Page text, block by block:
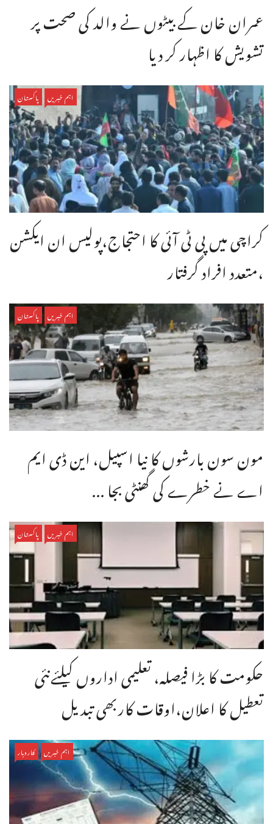
عمران خان کے بیٹوں نے والد کی صحت پر
تشویش کا اظہار کر دیا
اہم خبریں پاکستان
کراچی میں پی ٹی آئی کا احتجاج،پولیس ان ایکشن
،متعدد افراد گرفتار
اہم خبریں پاکستان
مون سون بارشوں کا نیا اسپیل، این ڈی ایم
اے نے خطرے کی گھنٹی بجا ...
اہم خبریں پاکستان
حکومت کا بڑا فیصلہ، تعلیمی اداروں کیلئےنئی
تعطیل کا اعلان،اوقات کاربھی تبدیل
اہم خبریں کاروبار